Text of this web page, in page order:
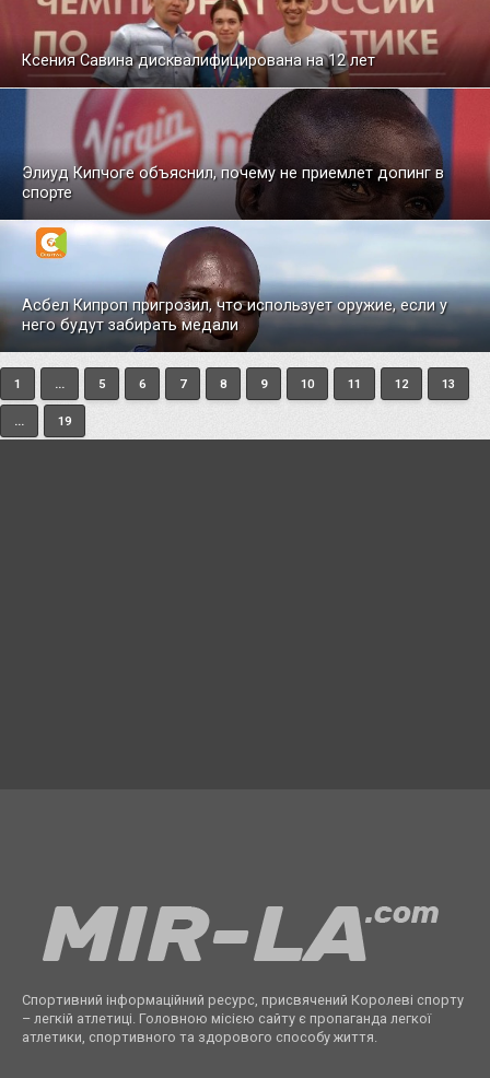
Ксения Савина дисквалифицирована на 12 лет
Элиуд Кипчоге объяснил, почему не приемлет допинг в
спорте
Асбел Кипроп пригрозил, что использует оружие, если у
него будут забирать медали
1 ... 5 6 7 8 9 10 11 12 13
... 19
Спортивний інформаційний ресурс, присвячений Королеві спорту
– легкій атлетиці. Головною місією сайту є пропаганда легкої
атлетики, спортивного та здорового способу життя.